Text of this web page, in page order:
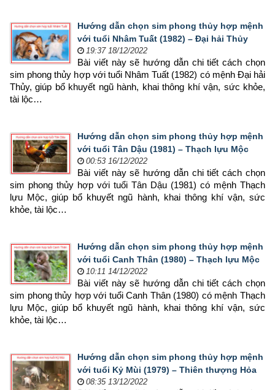
Hướng dẫn chọn sim phong thủy hợp mệnh
với tuổi Nhâm Tuất (1982) – Đại hải Thủy
19:37 18/12/2022
Bài viết này sẽ hướng dẫn chi tiết cách chọn
sim phong thủy hợp với tuổi Nhâm Tuất (1982) có mệnh Đại hải
Thủy, giúp bổ khuyết ngũ hành, khai thông khí vận, sức khỏe,
tài lộc…
Hướng dẫn chọn sim phong thủy hợp mệnh
với tuổi Tân Dậu (1981) – Thạch lựu Mộc
00:53 16/12/2022
Bài viết này sẽ hướng dẫn chi tiết cách chọn
sim phong thủy hợp với tuổi Tân Dậu (1981) có mệnh Thạch
lựu Mộc, giúp bổ khuyết ngũ hành, khai thông khí vận, sức
khỏe, tài lộc…
Hướng dẫn chọn sim phong thủy hợp mệnh
với tuổi Canh Thân (1980) – Thạch lựu Mộc
10:11 14/12/2022
Bài viết này sẽ hướng dẫn chi tiết cách chọn
sim phong thủy hợp với tuổi Canh Thân (1980) có mệnh Thạch
lựu Mộc, giúp bổ khuyết ngũ hành, khai thông khí vận, sức
khỏe, tài lộc…
Hướng dẫn chọn sim phong thủy hợp mệnh
với tuổi Kỷ Mùi (1979) – Thiên thượng Hỏa
08:35 13/12/2022